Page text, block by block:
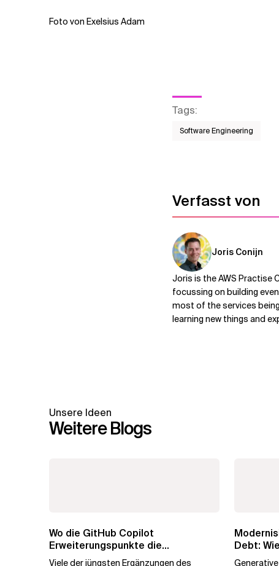
Foto von Exelsius Adam
Tags:
Software Engineering
Verfasst von
Joris Conijn
Joris is the AWS Practise
focussing on building
most of the services
learning new things and
Unsere Ideen
Weitere Blogs
Wo die GitHub Copilot
Erweiterungspunkte die
Governance brechen
Viele der jüngsten Ergänzungen des
Debt: